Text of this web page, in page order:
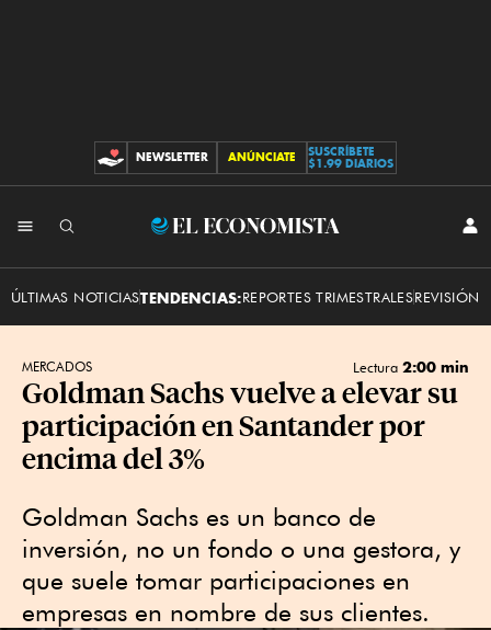
CONTRIBUCIONES
NEWSLETTER ANÚNCIATE
SUSCRÍBETE
$1.99 DIARIOS
El
ÚLTIMAS NOTICIASTENDENCIAS:REPORTES TRIMESTRALESREVISIÓN
MERCADOS Lectura 2:00 min
Goldman Sachs vuelve a elevar su
participación en Santander por
encima del 3%
Goldman Sachs es un banco de
inversión, no un fondo o una gestora, y
que suele tomar participaciones en
empresas en nombre de sus clientes.